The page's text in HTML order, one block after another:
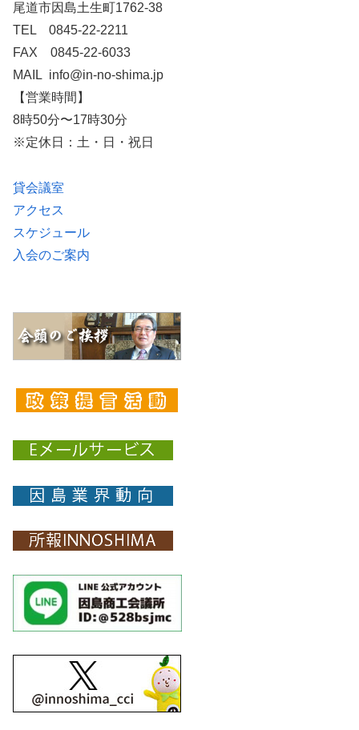
尾道市因島土生町1762-38
TEL 0845-22-2211
FAX 0845-22-6033
MAIL info@in-no-shima.jp
【営業時間】
8時50分〜17時30分
※定休日：土・日・祝日
貸会議室
アクセス
スケジュール
入会のご案内